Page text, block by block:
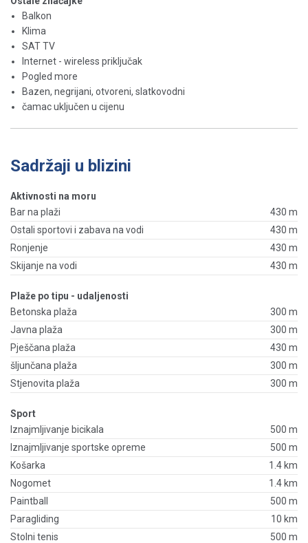
Balkon
Klima
SAT TV
Internet - wireless priključak
Pogled more
Bazen, negrijani, otvoreni, slatkovodni
čamac uključen u cijenu
Sadržaji u blizini
Aktivnosti na moru
Bar na plaži
430 m
Ostali sportovi i zabava na vodi
430 m
Ronjenje
430 m
Skijanje na vodi
430 m
Plaže po tipu - udaljenosti
Betonska plaža
300 m
Javna plaža
300 m
Pješčana plaža
430 m
šljunčana plaža
300 m
Stjenovita plaža
300 m
Sport
Iznajmljivanje bicikala
500 m
Iznajmljivanje sportske opreme
500 m
Košarka
1.4 km
Nogomet
1.4 km
Paintball
500 m
Paragliding
10 km
Stolni tenis
500 m